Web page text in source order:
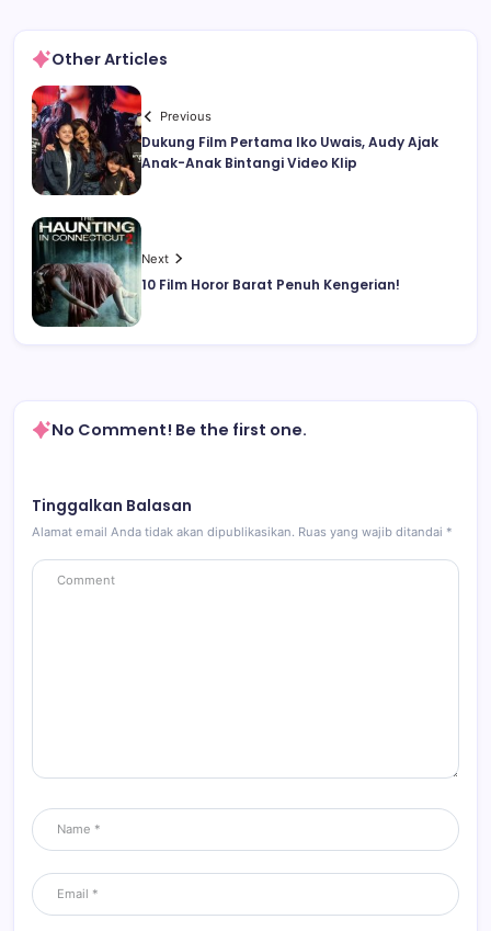
Other Articles
Previous
Dukung Film Pertama Iko Uwais, Audy Ajak
Anak-Anak Bintangi Video Klip
Next
10 Film Horor Barat Penuh Kengerian!
No Comment! Be the first one.
Tinggalkan Balasan
Alamat email Anda tidak akan dipublikasikan. Ruas yang wajib ditandai *